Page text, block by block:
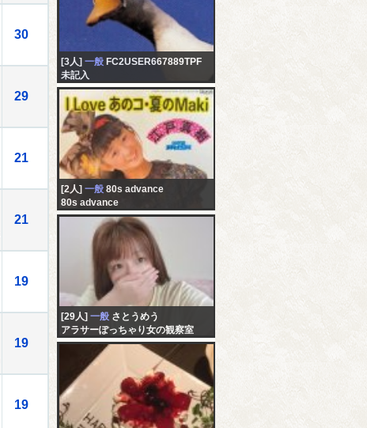
30
29
21
21
19
19
19
[3人] 一般 FC2USER667889TPF
未記入
[2人] 一般 80s advance
80s advance
[29人] 一般 さとうめう
アラサーぽっちゃり女の観察室